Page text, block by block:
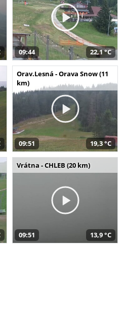
09:44 22,1 °C
Orav.Lesná - Orava Snow (11
km)
09:51 19,3 °C
Vrátna - CHLEB (20 km)
09:51 13,9 °C